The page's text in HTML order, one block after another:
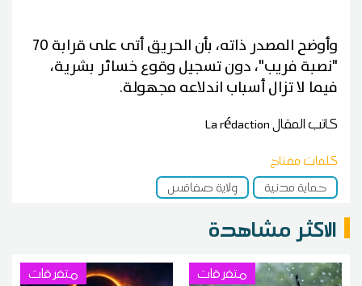
وأوضح المصدر ذاته، بأن الحريق أتى على قرابة 70
"نصبة فريب"، دون تسجيل وقوع خسائر بشرية،
فيما لا تزال أسباب اندلاعه مجهولة.
كاتب المقالLa rédaction
كلمات مفتاح
حماية مدنية
ولاية صفاقس
الاكثر مشاهدة
متفرقات متفرقات